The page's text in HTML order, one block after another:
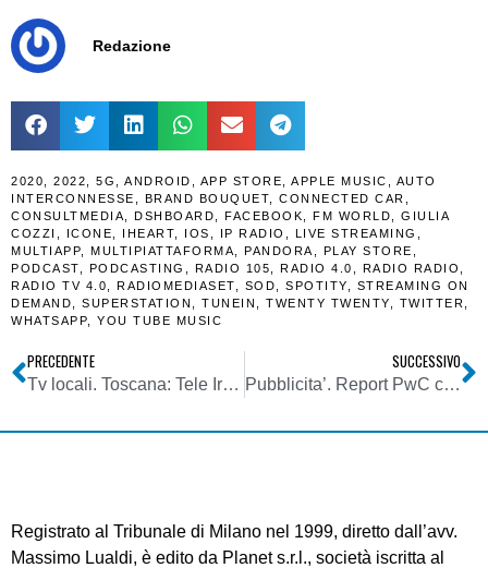
Redazione
2020 2022 5G ANDROID APP STORE APPLE MUSIC
AUTO
INTERCONNESSE
BRAND BOUQUET CONNECTED CAR
CONSULTMEDIA
DSHBOARD FACEBOOK FM WORLD
GIULIA
COZZI
ICONE IHEART IOS IP RADIO LIVE STREAMING
MULTIAPP
MULTIPIATTAFORMA PANDORA PLAY STORE
PODCAST
PODCASTING RADIO 105 RADIO 4.0 RADIO RADIO
RADIO TV 4.0
RADIOMEDIASET SOD SPOTITY
STREAMING ON
DEMAND
SUPERSTATION TUNEIN TWENTY TWENTY TWITTER
WHATSAPP
YOU TUBE MUSIC
PRECEDENTE
Tv locali. Toscana: Tele Iride presenta il suo nuovo palinsesto. Da Tv del Mugello a emittente regionale comunitaria, in ottima posizione in graduatoria
SUCCESSIVO
Pubblicita’. Report PwC con previsioni al 2022: manca poco al sorpasso definitivo di Internet che sembra non avere rivali
Registrato al Tribunale di Milano nel 1999, diretto dall’avv.
Massimo Lualdi, è edito da Planet s.r.l., società iscritta al